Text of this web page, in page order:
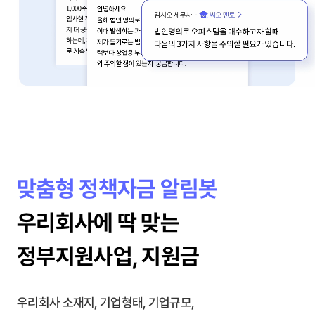
맞춤형 정책자금 알림봇
우리회사에 딱 맞는
정부지원사업, 지원금
우리회사 소재지, 기업형태, 기업규모,